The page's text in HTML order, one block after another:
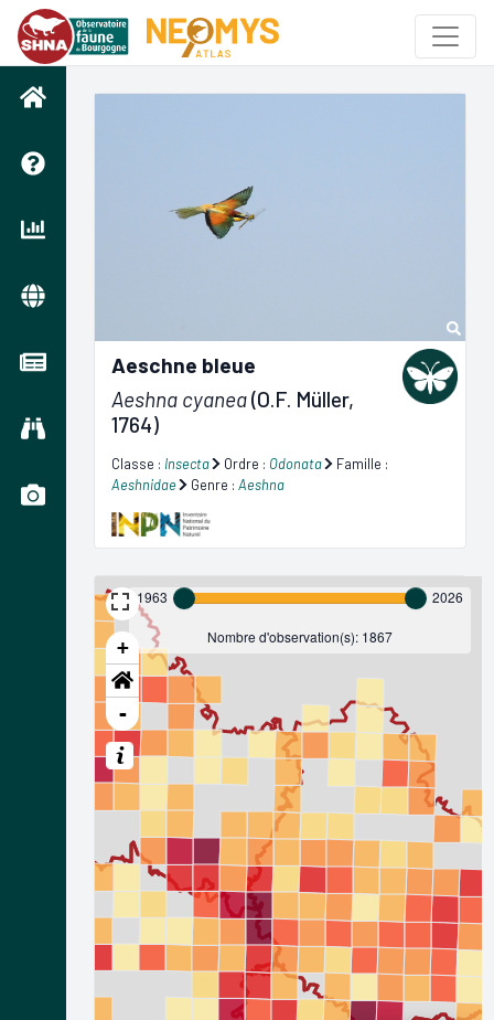
Aeschne bleue
Aeshna cyanea(O.F. Müller,
1764)
Classe : Insecta Ordre : Odonata
Famille :
Aeshnidae
Genre : Aeshna
+
-
1963 2026
Nombre d'observation(s): 1867